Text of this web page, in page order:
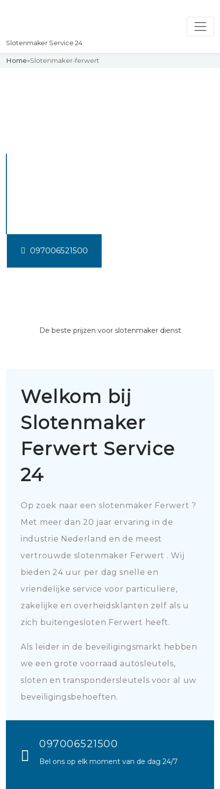
Slotenmaker Service 24
Home»Slotenmaker-ferwert
097006521500
De beste prijzen voor slotenmaker dienst
Welkom bij
Slotenmaker
Ferwert Service
24
Op zoek naar een slotenmaker Ferwert ?
Met meer dan 20 jaar ervaring in de
industrie Nederland en de meest
vertrouwde slotenmaker Ferwert . Wij
bieden 24 uur per dag snelle en
vriendelijke service voor particuliere,
zakelijke en overheidsklanten zelf als u
zich buitengesloten Ferwert heeft.
Als leider in de beveiligingsmarkt hebben
we een grote voorraad autosleutels,
sloten en transpondersleutels voor al uw
beveiligingsbehoeften.
097006521500
Bel ons op elk moment van de dag 24/7